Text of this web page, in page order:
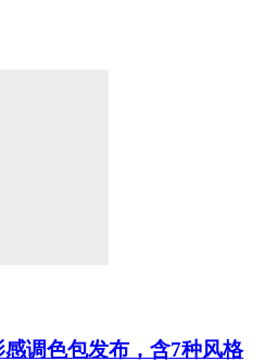
调色包发布，含7种风格